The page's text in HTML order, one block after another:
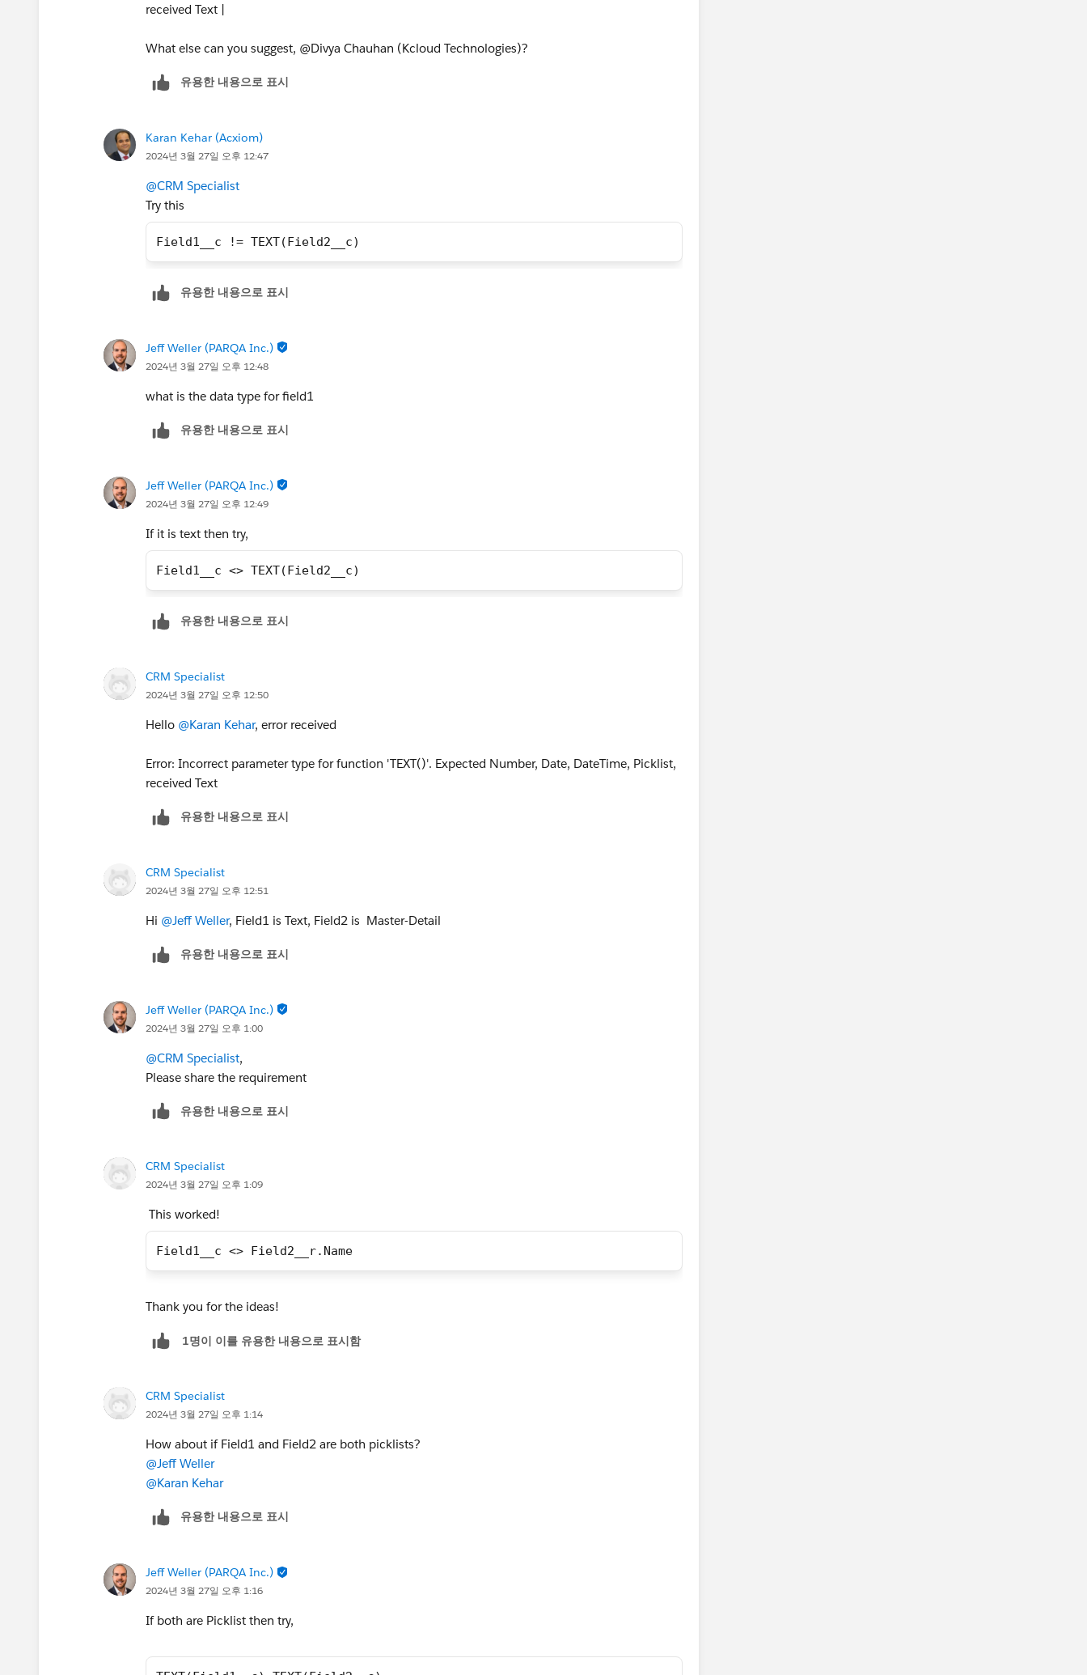
received Text |
What else can you suggest, @Divya Chauhan (Kcloud Technologies)?
유용한 내용으로 표시
Karan Kehar (Acxiom)
2024년 3월 27일 오후 12:47
@CRM Specialist
Try this
Field1__c != TEXT(Field2__c)
유용한 내용으로 표시
Jeff Weller (PARQA Inc.)
2024년 3월 27일 오후 12:48
what is the data type for field1
유용한 내용으로 표시
Jeff Weller (PARQA Inc.)
2024년 3월 27일 오후 12:49
If it is text then try,
Field1__c <> TEXT(Field2__c)
유용한 내용으로 표시
CRM Specialist
2024년 3월 27일 오후 12:50
Hello @Karan Kehar, error received
Error: Incorrect parameter type for function 'TEXT()'. Expected Number, Date, DateTime, Picklist,
received Text
유용한 내용으로 표시
CRM Specialist
2024년 3월 27일 오후 12:51
Hi @Jeff Weller, Field1 is Text, Field2 is Master-Detail
유용한 내용으로 표시
Jeff Weller (PARQA Inc.)
2024년 3월 27일 오후 1:00
@CRM Specialist,
Please share the requirement
유용한 내용으로 표시
CRM Specialist
2024년 3월 27일 오후 1:09
This worked!
Field1__c <> Field2__r.Name
Thank you for the ideas!
1명이 이를 유용한 내용으로 표시함
CRM Specialist
2024년 3월 27일 오후 1:14
How about if Field1 and Field2 are both picklists?
@Jeff Weller
@Karan Kehar
유용한 내용으로 표시
Jeff Weller (PARQA Inc.)
2024년 3월 27일 오후 1:16
If both are Picklist then try,